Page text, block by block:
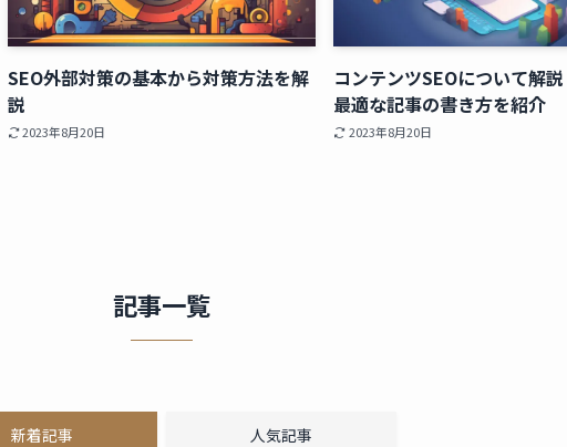
SEO外部対策の基本から対策方法を解
説
2023年8月20日
コンテンツSEOについて解
最適な記事の書き方を紹介
2023年8月20日
記事一覧
新着記事 人気記事